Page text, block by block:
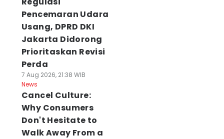
Pencemaran Udara
Usang, DPRD DKI
Jakarta Didorong
Prioritaskan Revisi
Perda
7 Aug 2026, 21:38 WIB
News
Cancel Culture:
Why Consumers
Don't Hesitate to
Walk Away From a